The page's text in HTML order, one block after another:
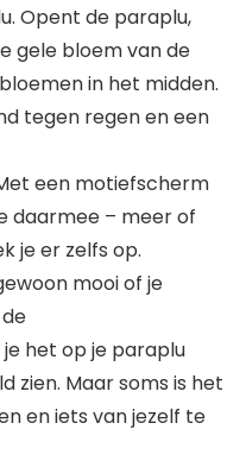
Opent de paraplu,
gele bloem van de
in het midden.
tegen regen en een
Met een motiefscherm
daarmee – meer of
je er zelfs op.
mooi of je
het op je paraplu
zien. Maar soms is het
en iets van jezelf te